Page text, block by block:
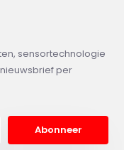
sensortechnologie
per
Abonneer